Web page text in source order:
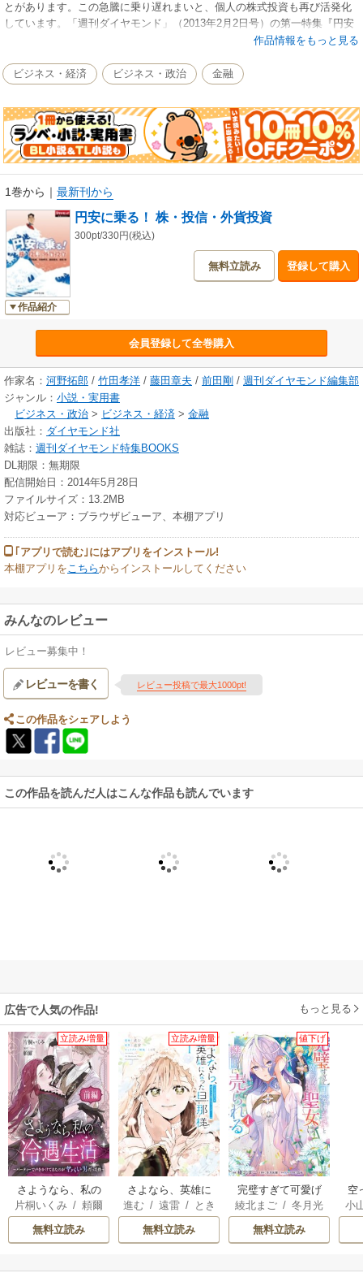
とがあります。この急騰に乗り遅れまいと、個人の株式投資も再び活発化
しています。「週刊ダイヤモンド」（2013年2月2日号）の第一特集『円安
に乗る！ 株・投信・外貨投資』は、今、どんな金融商品に投資すべきな
第一特集だけを電子化したためお求めやすい価格になっています。
作品情報をもっと見る
ビジネス・経済 ビジネス・政治 金融
1巻から ｜ 最新刊から
作品紹介
円安に乗る！ 株・投信・外貨投資
300pt/330円(税込)
無料立読み 登録して購入
会員登録して全巻購入
作家名： 河野拓郎 / 竹田孝洋 / 藤田章夫 / 前田剛 / 週刊ダイヤモンド編集部
ジャンル： 小説・実用書
ビジネス・政治 > ビジネス・経済 > 金融
出版社： ダイヤモンド社
雑誌： 週刊ダイヤモンド特集BOOKS
DL期限：無期限
配信開始日：2014年5月28日
ファイルサイズ：13.2MB
対応ビューア：ブラウザビューア、本棚アプリ
｢アプリで読む｣にはアプリをインストール!
本棚アプリを こちらからインストールしてください
みんなのレビュー
レビュー募集中！
レビューを書く レビュー投稿で最大1000pt!
この作品をシェアしよう
この作品を読んだ人はこんな作品も読んでいます
広告で人気の作品! もっと見る
立読み増量
さようなら、私の
冷遇生活 ～パーテ
ィーで声をかけて
きたのがヤバい男
片桐いくみ / 頼爾
無料立読み
立読み増量
さよなら、英雄に
なった旦那様 ～
ただ祈るだけの役
立たずな妻のはず
進む / 遠雷/ とき
間
無料立読み
値下げ
完璧すぎて可愛げ
がないと婚約破棄
された聖女は隣国
に売られる
綾北まご /冬月光
輝 / 昌未
無料立読み
空
小